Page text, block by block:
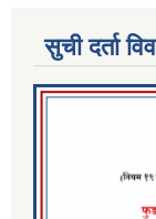
सुची दर्ता